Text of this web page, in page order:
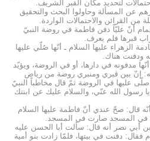
لتحديد مكان القبر الشريف.
عن المسألة وحاولوا البحث والتحقيق
من القرائن والاحتمالات الواردة.
أنّ عليّاً دفن فاطمة في روضة النبيّ
قبرها فلم يعرف.
الزهراء عليها السلام ـ أنّها صُلّي عليها
ودفنت هناك.
مدفونه في دارها، أو في الروضة، ويؤيّد
إنّ بين قبري ومنبري روضة من رياض
علياً صلّى عليها في الروضة ثمّ قال مخاطباً النبيّ
رسول الله عنّي، والسلام عليك عن ابنتك
قال: صحّ عندي أنّ فاطمة عليها السلام
في المسجد صارت في المسجد.
أبي نصر أنه قال: سألت أبا الحسن عليه
فقال: دفنت في بيتها، فلمّا زادت بنو أمية